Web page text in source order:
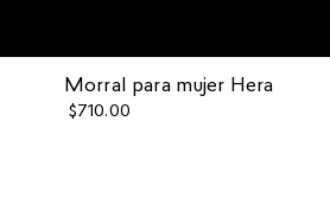
Morral para mujer Hera
$710.00
Pagos 100%